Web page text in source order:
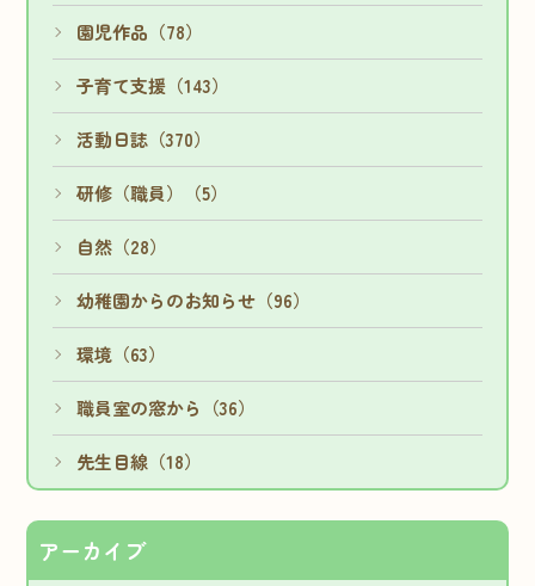
園児作品（78）
子育て支援（143）
活動日誌（370）
研修（職員）（5）
自然（28）
幼稚園からのお知らせ（96）
環境（63）
職員室の窓から（36）
先生目線（18）
アーカイブ